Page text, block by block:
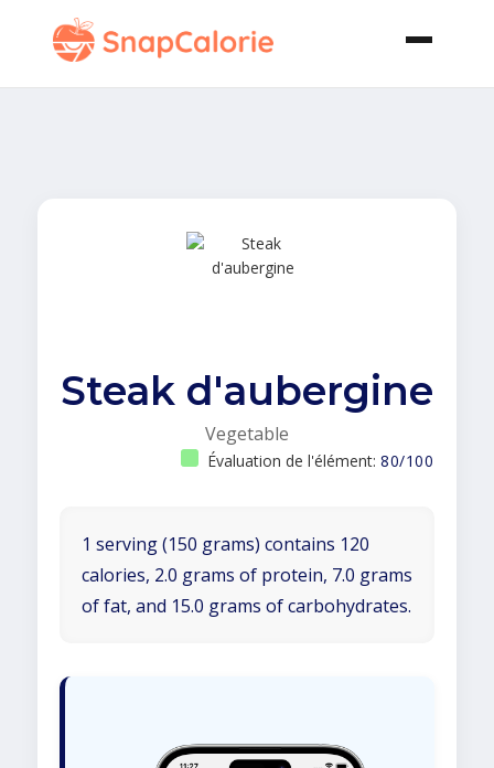
Steak d'aubergine
Vegetable
Évaluation de l'élément: 80/100
1 serving (150 grams) contains 120
calories, 2.0 grams of protein, 7.0 grams
of fat, and 15.0 grams of carbohydrates.